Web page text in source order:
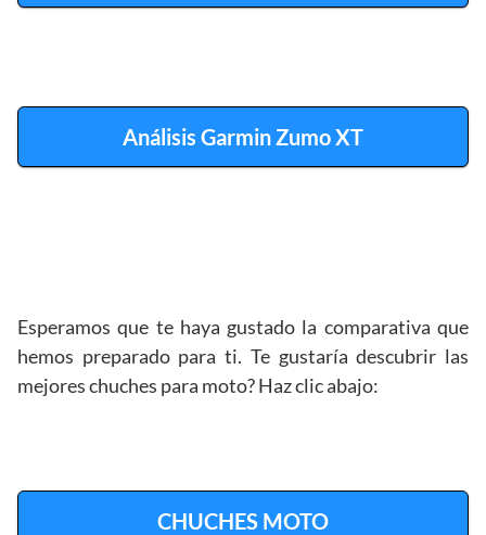
Análisis Garmin Zumo XT
Esperamos que te haya gustado la comparativa que
hemos preparado para ti. Te gustaría descubrir las
mejores chuches para moto? Haz clic abajo:
CHUCHES MOTO